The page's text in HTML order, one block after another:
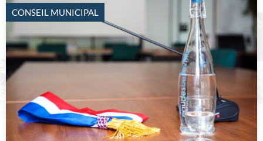
CONSEIL MUNICIPAL